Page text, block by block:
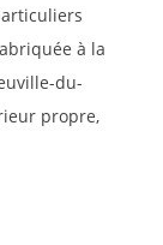
à la
du-
propre,